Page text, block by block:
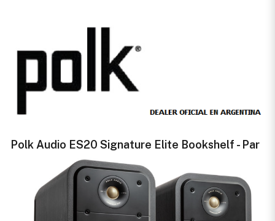
Polk Audio ES20 Signature Elite Bookshelf - Par